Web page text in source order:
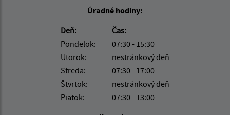
Úradné hodiny:
Deň:
Čas:
Pondelok:
07:30 - 15:30
Utorok:
nestránkový deň
Streda:
07:30 - 17:00
Štvrtok:
nestránkový deň
Piatok:
07:30 - 13:00